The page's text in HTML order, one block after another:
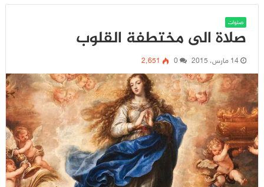
صلوات
صلاة الى مختطفة القلوب
14 مارس، 2015 0 2٬651